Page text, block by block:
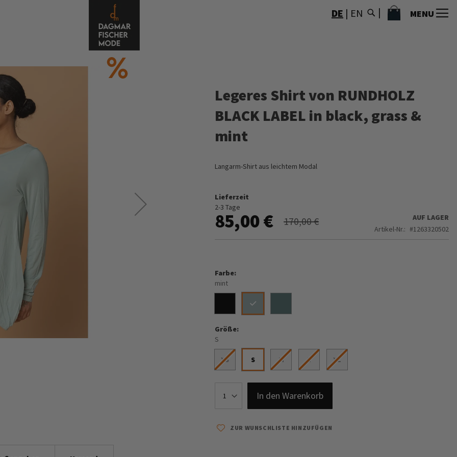
DE | EN MENU
MEIN WARENKORB
Legeres Shirt von RUNDHOLZ
BLACK LABEL in black, grass &
mint
Langarm-Shirt aus leichtem Modal
Lieferzeit
2-3 Tage
85,00 € 170,00 €
AUF LAGER
Artikel-Nr.
1263320502
Farbe
mint
Größe
S
XS S M L XL
In den Warenkorb
ZUR WUNSCHLISTE HINZUFÜGEN